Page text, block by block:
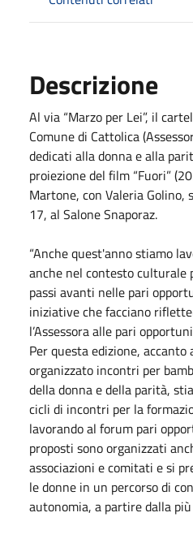
Descrizione
Al via “Marzo per Lei”, il
Comune di Cattolica
dedicati alla donna e alla
proiezione del film “Fuori”
Martone, con Valeria Golino,
17, al Salone Snaporaz.
“Anche quest'anno stiamo
anche nel contesto culturale
passi avanti nelle pari
iniziative che facciano
l’Assessora alle pari
Per questa edizione,
organizzato incontri per
della donna e della parità,
cicli di incontri per la
lavorando al forum pari
proposti sono organizzati
associazioni e comitati e si
le donne in un percorso di
autonomia, a partire dalla più